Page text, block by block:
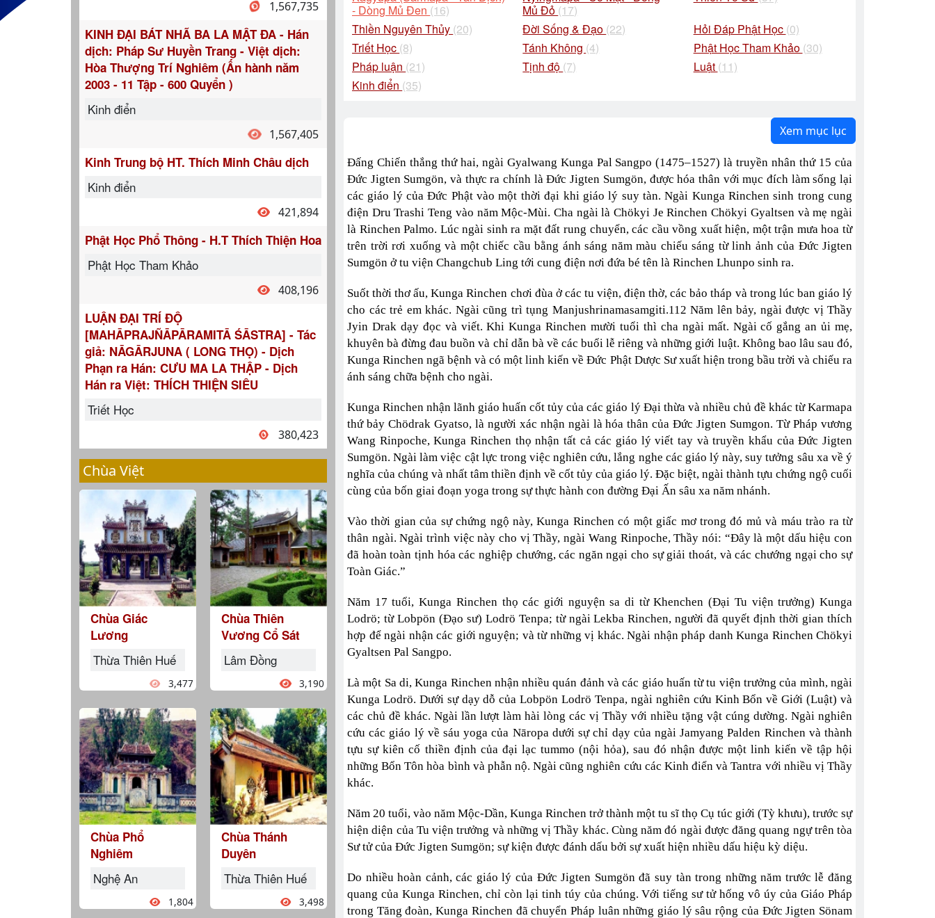
1,567,735
KINH ĐẠI BÁT NHÃ BA LA MẬT ĐA - Hán
dịch: Pháp Sư Huyền Trang - Việt dịch:
Hòa Thượng Trí Nghiêm (Ấn hành năm
2003 - 11 Tập - 600 Quyển )
Kinh điển
1,567,405
Kinh Trung bộ HT. Thích Minh Châu dịch
Kinh điển
421,894
Phật Học Phổ Thông - H.T Thích Thiện Hoa
Phật Học Tham Khảo
408,196
LUẬN ĐẠI TRÍ ĐỘ
[MAHĀPRAJÑĀPĀRAMITĀ ŚĀSTRA] - Tác
giả: NĀGĀRJUNA ( LONG THỌ) - Dịch
Phạn ra Hán: CƯU MA LA THẬP - Dịch
Hán ra Việt: THÍCH THIỆN SIÊU
Triết Học
380,423
Chùa Việt
Chùa Giác
Lương
Thừa Thiên Huế
3,477
Chùa Phổ
Nghiêm
Nghệ An
1,804
Chùa Thiên
Vương Cổ Sát
Lâm Đồng
3,190
Chùa Thánh
Duyên
Thừa Thiên Huế
3,498
- Dòng Mủ Đen (16)
Mủ Đỏ (17)
Thiền Nguyên Thủy (20) Đời Sống & Đạo (22) Hỏi Đáp Phật Học (0)
Triết Học (8) Tánh Không (4) Phật Học Tham Khảo (30)
Pháp luận (21) Tịnh độ (7) Luật (11)
Kinh điển (35)
Xem mục lục
Đấng Chiến thắng thứ hai, ngài Gyalwang Kunga Pal Sangpo (1475–1527) là truyền nhân thứ 15 của
Đức Jigten Sumgön, và thực ra chính là Đức Jigten Sumgön, được hóa thân với mục đích làm sống lại
các giáo lý của Đức Phật vào một thời đại khi giáo lý suy tàn. Ngài Kunga Rinchen sinh trong cung
điện Dru Trashi Teng vào năm Mộc-Mùi. Cha ngài là Chökyi Je Rinchen Chökyi Gyaltsen và mẹ ngài
là Rinchen Palmo. Lúc ngài sinh ra mặt đất rung chuyển, các cầu vồng xuất hiện, một trận mưa hoa từ
trên trời rơi xuống và một chiếc cầu bằng ánh sáng năm màu chiếu sáng từ linh ảnh của Đức Jigten
Sumgön ở tu viện Changchub Ling tới cung điện nơi đứa bé tên là Rinchen Lhunpo sinh ra.
Suốt thời thơ ấu, Kunga Rinchen chơi đùa ở các tu viện, điện thờ, các bảo tháp và trong lúc ban giáo lý
cho các trẻ em khác. Ngài cũng trì tụng Manjushrinamasamgiti.112 Năm lên bảy, ngài được vị Thầy
Jyin Drak dạy đọc và viết. Khi Kunga Rinchen mười tuổi thì cha ngài mất. Ngài cố gắng an ủi mẹ,
khuyên bà đừng đau buồn và chỉ dẫn bà về các buổi lễ riêng và những giới luật. Không bao lâu sau đó,
Kunga Rinchen ngã bệnh và có một linh kiến về Đức Phật Dược Sư xuất hiện trong bầu trời và chiếu ra
ánh sáng chữa bệnh cho ngài.
Kunga Rinchen nhận lãnh giáo huấn cốt tủy của các giáo lý Đại thừa và nhiều chủ đề khác từ Karmapa
thứ bảy Chödrak Gyatso, là người xác nhận ngài là hóa thân của Đức Jigten Sumgon. Từ Pháp vương
Wang Rinpoche, Kunga Rinchen thọ nhận tất cả các giáo lý viết tay và truyền khẩu của Đức Jigten
Sumgön. Ngài làm việc cật lực trong việc nghiên cứu, lắng nghe các giáo lý này, suy tưởng sâu xa về ý
nghĩa của chúng và nhất tâm thiền định về cốt tủy của giáo lý. Đặc biệt, ngài thành tựu chứng ngộ cuối
cùng của bốn giai đoạn yoga trong sự thực hành con đường Đại Ấn sâu xa năm nhánh.
Vào thời gian của sự chứng ngộ này, Kunga Rinchen có một giấc mơ trong đó mủ và máu trào ra từ
thân ngài. Ngài trình việc này cho vị Thầy, ngài Wang Rinpoche, Thầy nói: “Đây là một dấu hiệu con
đã hoàn toàn tịnh hóa các nghiệp chướng, các ngăn ngại cho sự giải thoát, và các chướng ngại cho sự
Toàn Giác.”
Năm 17 tuổi, Kunga Rinchen thọ các giới nguyện sa di từ Khenchen (Đại Tu viện trưởng) Kunga
Lodrö; từ Lobpön (Đạo sư) Lodrö Tenpa; từ ngài Lekba Rinchen, người đã quyết định thời gian thích
hợp để ngài nhận các giới nguyện; và từ những vị khác. Ngài nhận pháp danh Kunga Rinchen Chökyi
Gyaltsen Pal Sangpo.
Là một Sa di, Kunga Rinchen nhận nhiều quán đảnh và các giáo huấn từ tu viện trưởng của mình, ngài
Kunga Lodrö. Dưới sự dạy dỗ của Lobpön Lodrö Tenpa, ngài nghiên cứu Kinh Bổn về Giới (Luật) và
các chủ đề khác. Ngài lần lượt làm hài lòng các vị Thầy với nhiều tặng vật cúng dường. Ngài nghiên
cứu các giáo lý về sáu yoga của Nāropa dưới sự chỉ dạy của ngài Jamyang Palden Rinchen và thành
tựu sự kiên cố thiền định của đại lạc tummo (nội hỏa), sau đó nhận được một linh kiến về tập hội
những Bổn Tôn hòa bình và phẫn nộ. Ngài cũng nghiên cứu các Kinh điển và Tantra với nhiều vị Thầy
khác.
Năm 20 tuổi, vào năm Mộc-Dần, Kunga Rinchen trở thành một tu sĩ thọ Cụ túc giới (Tỳ khưu), trước sự
hiện diện của Tu viện trưởng và những vị Thầy khác. Cùng năm đó ngài được đăng quang ngự trên tòa
Sư tử của Đức Jigten Sumgön; sự kiện được đánh dấu bởi sự xuất hiện nhiều dấu hiệu kỳ diệu.
Do nhiều hoàn cảnh, các giáo lý của Đức Jigten Sumgön đã suy tàn trong những năm trước lễ đăng
quang của Kunga Rinchen, chỉ còn lại tinh túy của chúng. Với tiếng sư tử hống vô úy của Giáo Pháp
trong Tăng đoàn, Kunga Rinchen đã chuyển Pháp luân những giáo lý sâu rộng của Đức Jigten Sönam